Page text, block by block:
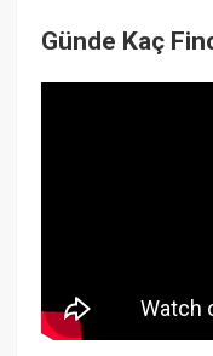
Günde Kaç